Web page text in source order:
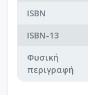
ISBN
ISBN-13
Φυσική
περιγραφή